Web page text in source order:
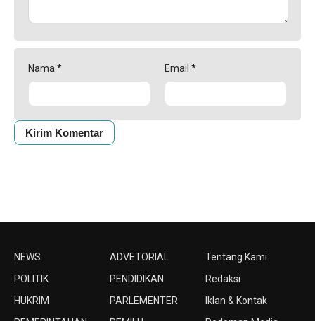
Nama * Email *
NEWS
POLITIK
HUKRIM
ADVETORIAL
PENDIDIKAN
PARLEMENTER
Tentang Kami
Redaksi
Iklan & Kontak